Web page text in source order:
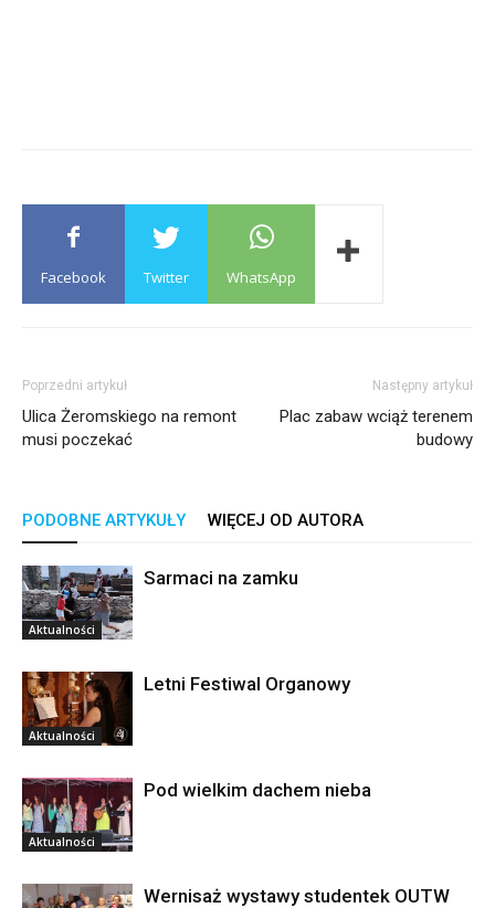
Facebook Twitter WhatsApp
Poprzedni artykuł
Ulica Żeromskiego na remont
musi poczekać
Następny artykuł
Plac zabaw wciąż terenem
budowy
PODOBNE ARTYKUŁY WIĘCEJ OD AUTORA
Aktualności
Sarmaci na zamku
Aktualności
Letni Festiwal Organowy
Aktualności
Pod wielkim dachem nieba
Wernisaż wystawy studentek OUTW